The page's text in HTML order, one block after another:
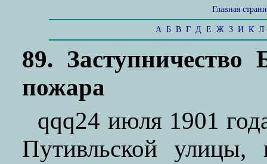
Главная
А Б В Г Д Е Ж З И К Л
89.
пожара
qqq24 июля 1901
Путивльской улицы,